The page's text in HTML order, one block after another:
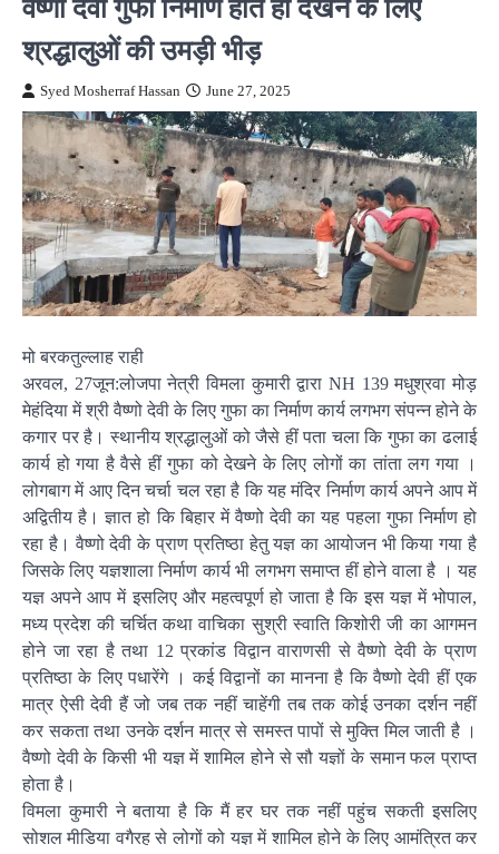
श्रद्धालुओं की उमड़ी भीड़
Syed Mosherraf Hassan June 27, 2025
मो बरकतुल्लाह राही
अरवल, 27जून:लोजपा नेत्री विमला कुमारी द्वारा NH 139 मधुश्रवा मोड़
मेहंदिया में श्री वैष्णो देवी के लिए गुफा का निर्माण कार्य लगभग संपन्न होने के
कगार पर है। स्थानीय श्रद्धालुओं को जैसे हीं पता चला कि गुफा का ढलाई
कार्य हो गया है वैसे हीं गुफा को देखने के लिए लोगों का तांता लग गया ।
लोगबाग में आए दिन चर्चा चल रहा है कि यह मंदिर निर्माण कार्य अपने आप में
अद्वितीय है। ज्ञात हो कि बिहार में वैष्णो देवी का यह पहला गुफा निर्माण हो
रहा है। वैष्णो देवी के प्राण प्रतिष्ठा हेतु यज्ञ का आयोजन भी किया गया है
जिसके लिए यज्ञशाला निर्माण कार्य भी लगभग समाप्त हीं होने वाला है । यह
यज्ञ अपने आप में इसलिए और महत्वपूर्ण हो जाता है कि इस यज्ञ में भोपाल,
मध्य प्रदेश की चर्चित कथा वाचिका सुश्री स्वाति किशोरी जी का आगमन
होने जा रहा है तथा 12 प्रकांड विद्वान वाराणसी से वैष्णो देवी के प्राण
प्रतिष्ठा के लिए पधारेंगे । कई विद्वानों का मानना है कि वैष्णो देवी हीं एक
मात्र ऐसी देवी हैं जो जब तक नहीं चाहेंगी तब तक कोई उनका दर्शन नहीं
कर सकता तथा उनके दर्शन मात्र से समस्त पापों से मुक्ति मिल जाती है ।
वैष्णो देवी के किसी भी यज्ञ में शामिल होने से सौ यज्ञों के समान फल प्राप्त
होता है।
विमला कुमारी ने बताया है कि मैं हर घर तक नहीं पहुंच सकती इसलिए
सोशल मीडिया वगैरह से लोगों को यज्ञ में शामिल होने के लिए आमंत्रित कर